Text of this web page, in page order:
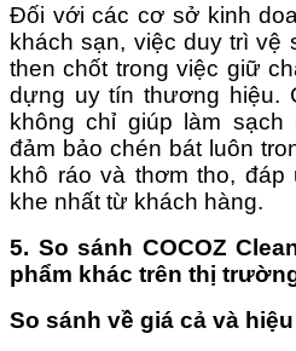
Đối với các cơ sở kinh
khách sạn, việc duy trì vệ
then chốt trong việc giữ
dựng uy tín thương hiệu.
không chỉ giúp làm sạch
đảm bảo chén bát luôn
khô ráo và thơm tho,
khe nhất từ khách hàng.
5. So sánh COCOZ
phẩm khác trên thị
So sánh về giá cả và